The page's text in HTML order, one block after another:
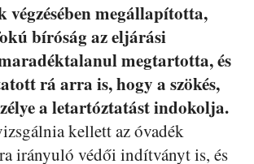
végzésében megállapította,
bíróság az eljárási
megtartotta, és
rá arra is, hogy a szökés,
a letartóztatást indokolja.
kellett az óvadék
irányuló védői indítványt is, és